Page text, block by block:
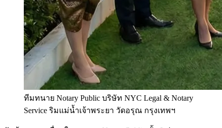
ทีมทนาย Notary Public บริษัท NYC Legal & Notary
Service ริมแม่น้ำเจ้าพระยา วัดอรุณ กรุงเทพฯ